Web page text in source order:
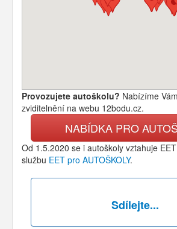
Provozujete autoškolu? Nabízíme
zviditelnění na webu 12bodu.cz.
NABÍDKA PRO
Od 1.5.2020 se i autoškoly vztahuje
službu EET pro AUTOŠKOLY.
Sdílejte...